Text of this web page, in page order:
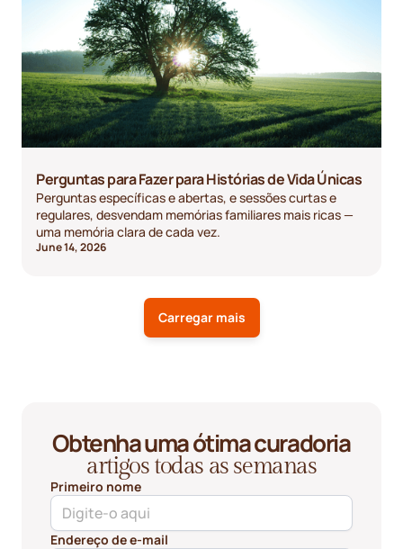
Perguntas para Fazer para Histórias de Vida Únicas
Perguntas específicas e abertas, e sessões curtas e
regulares, desvendam memórias familiares mais ricas —
uma memória clara de cada vez.
June 14, 2026
Carregar mais
Obtenha uma ótima curadoria
artigos todas as semanas
Primeiro nome
Endereço de e-mail